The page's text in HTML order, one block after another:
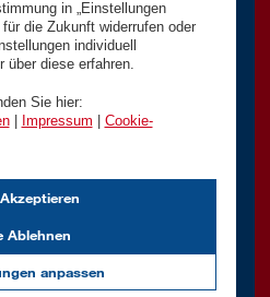
in „Einstellungen
die Zukunft widerrufen oder
individuell
über diese erfahren.
Sie hier:
| Impressum
Cookie-
anpassen
Ablehnen